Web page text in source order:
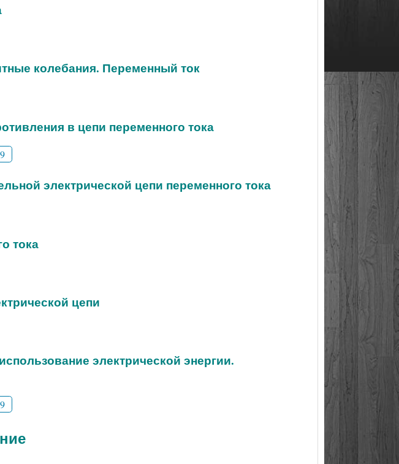
колебания. Переменный ток
в цепи переменного тока
9
электрической цепи переменного тока
тока
цепи
электрической энергии.
9